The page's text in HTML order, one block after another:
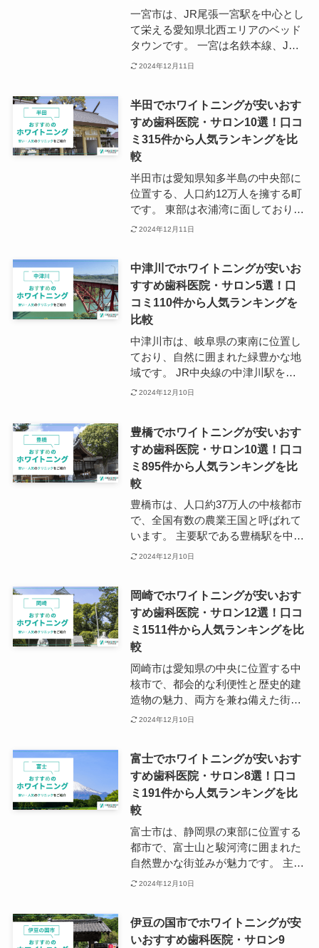
リサーチをすることがおすすめで
す。
一宮市は、JR尾張一宮駅を中心とし
て栄える愛知県北西エリアのベッド
タウンです。 一宮は名鉄本線、JR
東海道本線が通っているうえ、高速
やすく、ほどよい田舎で住みやすい
という声が多くみられます。 そんな
一宮市には約180の歯科医院があ
り、ホワイトニングなど美容に特化
したクリニックも多く点在していま
す。
2024年12月11日
半田でホワイトニングが安いおす
すめ歯科医院・サロン10選！口コ
ミ315件から人気ランキングを比
較
半田市は愛知県知多半島の中央部に
位置する、人口約12万人を擁する町
です。 東部は衣浦湾に面しており、
西部は知多丘陵に囲まれているため
ング施術可能なサロンや、歯科医院
は多くありますが、JR武豊線乙川駅
周辺と名鉄河和線住吉町駅周辺に点
在しています。 また車を利用したほ
うが通いやすい歯科医院も多数ある
ため、ショッピングモールやスーパ
ーマーケットなどのお買い物ついで
に立ち寄ることもおすすめです。
2024年12月11日
中津川でホワイトニングが安いお
すすめ歯科医院・サロン5選！口
コミ110件から人気ランキングを
比較
中津川市は、岐阜県の東南に位置し
ており、自然に囲まれた緑豊かな地
域です。 JR中央線の中津川駅を中
心に、美乃坂本駅・坂下駅・飯沼駅
イメージする方も多いと思います
が、中津川は住みたい田舎ランキン
グの東海エリア若者世代部門で第1
位を獲得するほど若い世代にも人気
の土地です。 若い世代のニーズに応
えるために、ホワイトニングなど審
美性を追求した歯科医院も増えつつ
あります。
2024年12月10日
豊橋でホワイトニングが安いおす
すめ歯科医院・サロン10選！口コ
ミ895件から人気ランキングを比
較
豊橋市は、人口約37万人の中核都市
で、全国有数の農業王国と呼ばれて
います。 主要駅である豊橋駅を中心
に、東京や大阪など各方面へアクセ
園もたくさんあり、子育て世帯を中
心に幅広い世代から住みやすい街と
して人気を集めています。 そんな豊
橋では駅周辺を中心に多くの歯科医
院が点在しています。 お仕事帰りに
ホワイトニングをしたいという方の
ニーズにも応えるべく、夜間診療の
クリニックも多数あることが魅力で
す。
2024年12月10日
岡崎でホワイトニングが安いおす
すめ歯科医院・サロン12選！口コ
ミ1511件から人気ランキングを比
較
岡崎市は愛知県の中央に位置する中
核市で、都会的な利便性と歴史的建
造物の魅力、両方を兼ね備えた街で
す。 主要駅はJR東海道線の岡崎
ります。 駅周辺にはショッピングモ
ールが立ち並び、近隣の方や観光客
で賑わっています。 岡崎市内には
160以上の歯科医院があり、ホワイ
トニングを専門とするクリニックも
多数点在しているため、かかりつけ
を探すにはもってこいのエリアで
す。
2024年12月10日
富士でホワイトニングが安いおす
すめ歯科医院・サロン8選！口コ
ミ191件から人気ランキングを比
較
富士市は、静岡県の東部に位置する
都市で、富士山と駿河湾に囲まれた
自然豊かな街並みが魅力です。 主要
の富士駅、新幹線の停車駅である新
て世代からも人気のエリアとなって
います。 また、富士市は地方創生
2024年12月10日
伊豆の国市でホワイトニングが安
いおすすめ歯科医院・サロン9